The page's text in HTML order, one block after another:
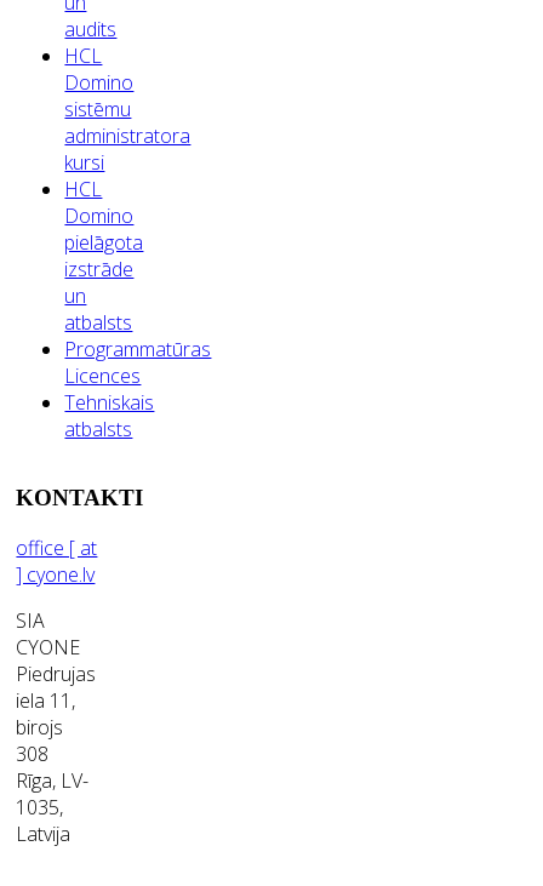
audits
HCL
Domino
sistēmu
administratora
kursi
HCL
Domino
pielāgota
izstrāde
un
atbalsts
Programmatūras
Licences
Tehniskais
atbalsts
KONTAKTI
office [ at
] cyone.lv
SIA
CYONE
Piedrujas
iela 11,
birojs
308
Rīga, LV-
1035,
Latvija